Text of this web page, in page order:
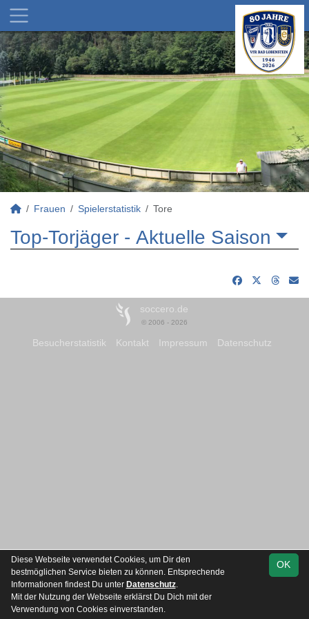
Frauen Spielerstatistik Tore
Top-Torjäger - Aktuelle Saison
soccero.de
© 2006 - 2026
Besucherstatistik Kontakt Impressum Datenschutz
OK
Diese Webseite verwendet Cookies, um Dir den
bestmöglichen Service bieten zu können. Entsprechende
Informationen findest Du unter Datenschutz.
Mit der Nutzung der Webseite erklärst Du Dich mit der
Verwendung von Cookies einverstanden.